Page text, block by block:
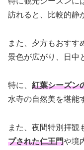
訪れると、比較的静
また、夕方もおすす
景色が広がり、日中
特に、 紅葉シーズン
水寺の自然美を堪能
また、夜間特別拝観
プされた仁王門や境